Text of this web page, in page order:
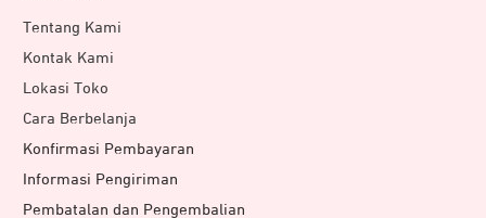
Tentang Kami
Kontak Kami
Lokasi Toko
Cara Berbelanja
Konfirmasi Pembayaran
Informasi Pengiriman
Pembatalan dan Pengembalian